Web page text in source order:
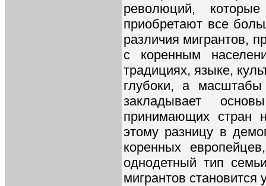
революций,
приобретают все
различия мигрантов,
с коренным
традициях, языке,
глубоки, а
закладывает
принимающих стран
этому разницу в
коренных
однодетный тип
мигрантов